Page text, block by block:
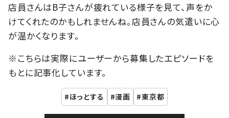
店員さんはB子さんが疲れている様子を見て、声をか
けてくれたのかもしれませんね。店員さんの気遣いに心
が温かくなります。
※こちらは実際にユーザーから募集したエピソードを
もとに記事化しています。
ほっとする 漫画 東京都